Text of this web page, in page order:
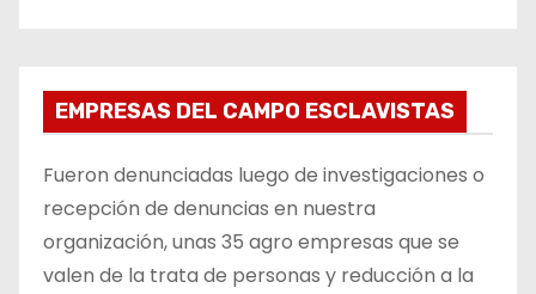
EMPRESAS DEL CAMPO ESCLAVISTAS
Fueron denunciadas luego de investigaciones o
recepción de denuncias en nuestra
organización, unas 35 agro empresas que se
valen de la trata de personas y reducción a la